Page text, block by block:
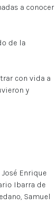
a conocer
de la
con vida a
y
José Enrique
Ibarra de
Samuel